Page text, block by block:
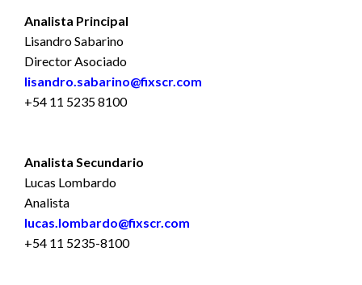
Analista Principal
Lisandro Sabarino
Director Asociado
lisandro.sabarino@fixscr.com
+54 11 5235 8100
Analista Secundario
Lucas Lombardo
Analista
lucas.lombardo@fixscr.com
+54 11 5235-8100